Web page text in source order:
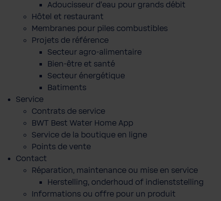
Adoucisseur d'eau pour grands débit
Hôtel et restaurant
Membranes pour piles combustibles
Projets de référence
Secteur agro-alimentaire
Bien-être et santé
Secteur énergétique
Batiments
Service
Contrats de service
BWT Best Water Home App
Service de la boutique en ligne
Points de vente
Contact
Réparation, maintenance ou mise en service
Herstelling, onderhoud of indienststelling
Informations ou offre pour un produit